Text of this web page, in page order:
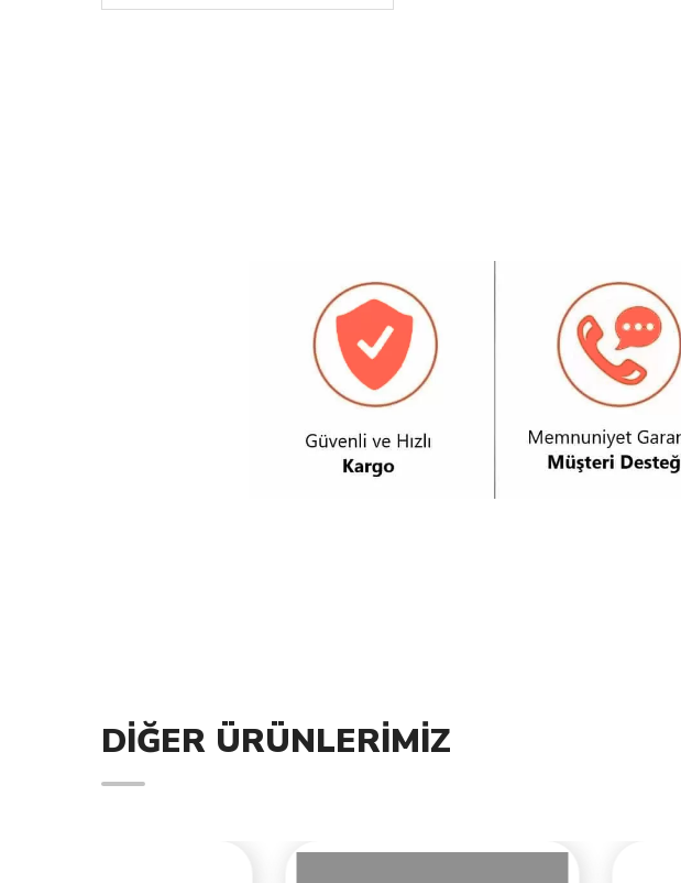
DIĞER ÜRÜNLERIMIZ